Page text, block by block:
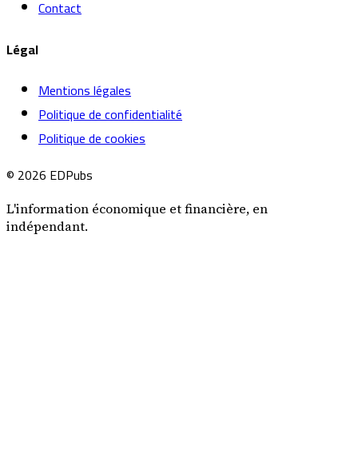
Contact
Légal
Mentions légales
Politique de confidentialité
Politique de cookies
© 2026 EDPubs
L'information économique et financière, en
indépendant.